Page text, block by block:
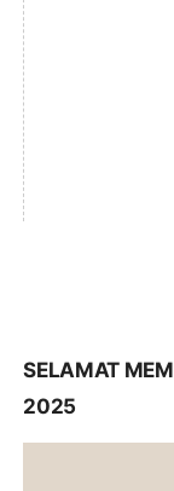
SELAMAT
2025